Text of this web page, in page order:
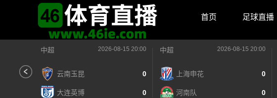
首页 足球直播
中超 2026-08-15 20:00
云南玉昆 0
大连英博 0
中超 2026-08-15 20:00
上海申花 0
河南队 0